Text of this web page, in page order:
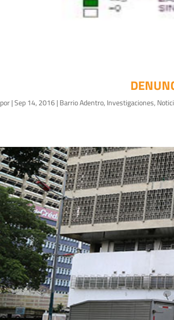
por|Sep 14, 2016| Barrio Adentro, Investigaciones,